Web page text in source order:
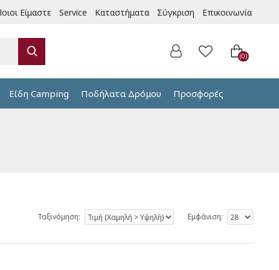
Είμαστε Service Καταστήματα Σύγκριση Επικοινωνία
0
Είδη Camping Ποδήλατα Δρόμου Προσφορές
Ταξινόμηση: Εμφάνιση: